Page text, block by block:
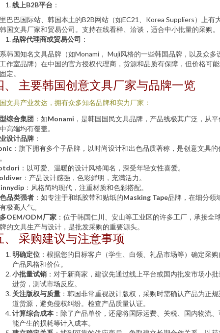
线上B2B平台 ：
巴巴国际站、韩国本土的B2B网站（如EC21、Korea Suppliers）上有
国文具厂家和贸易公司。支持在线看样、洽谈，适合中小批量的采购。
品牌代理商或贸易公司 ：
韩国知名文具品牌（如Monami， Muji风格的一些韩国品牌，以及众多
作室品牌）在中国的官方授权代理商，货源和品质有保障，但价格可
定。
、 主要韩国创意文具厂家与品牌一览
文具产业发达，拥有众多知名品牌和实力厂家：
综合集团 ：如Monami ，是韩国国民文具品牌，产品线极其广泛，从
高端均有覆盖。
设计品牌 ：
：旗下拥有多个子品牌，以时尚设计和出色品质著称，是创意文具的
：以可爱、温暖的设计风格闻名，深受年轻女性喜爱。
：产品设计感强，色彩鲜明，充满活力。
：风格简约现代，注重材质和色彩搭配。
品类强者 ：如专注于和纸胶带和贴纸的Masking Tape品牌，在细分领
极高人气。
OEM/ODM厂家 ：位于韩国仁川、安山等工业区的许多工厂，承接全
的文具生产与设计，是批发采购的重要源头。
、 采购建议与注意事项
明确定位 ：根据您的目标客户（学生、白领、礼品市场等）确定采购
产品风格和价位。
小批量试销 ：对于新商家，建议先通过线上平台或国内批发市场小批
进货，测试市场反应。
关注版权与质量 ：韩国非常重视设计版权，采购时需确认产品为正规
道货源，避免侵权纠纷。检查产品质量认证。
计算综合成本 ：除了产品单价，还需将国际运费、关税、国内物流、
能产生的损耗等计入成本。